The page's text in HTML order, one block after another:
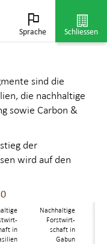
Sprache Schliessen
Während
sind die
die nachhaltige
sowie Carbon &
der
wird auf den
in
Nachhaltige
Forstwirt-
schaft in
Gabun